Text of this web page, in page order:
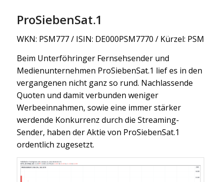
ProSiebenSat.1
WKN: PSM777 / ISIN: DE000PSM7770 / Kürzel: PSM
Beim Unterföhringer Fernsehsender und
Medienunternehmen ProSiebenSat.1 lief es in den
vergangenen nicht ganz so rund. Nachlassende
Quoten und damit verbunden weniger
Werbeeinnahmen, sowie eine immer stärker
werdende Konkurrenz durch die Streaming-
Sender, haben der Aktie von ProSiebenSat.1
ordentlich zugesetzt.